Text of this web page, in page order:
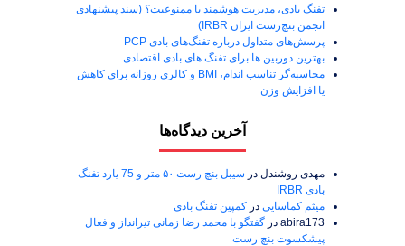
تفنگ بادی، مدیریت هوشمند یا ممنوعیت؟ (سند پیشنهادی
انجمن بنچ‌رست ایران IRBR)
پرسش‌های متداول درباره تفنگ‌های بادی PCP
بهترین دوربین ها برای تفنگ های بادی اقتصادی
محاسبه‌گر تناسب اندام، BMI و کالری روزانه برای کاهش
یا افزایش وزن
آخرین دیدگاه‌ها
مهدی روشندلدر
سیبل بنچ رست ۵۰ متر و 75 یارد تفنگ
بادی IRBR
میثم کماساییدر کمپین تفنگ بادی
abira173در گفتگو با محمد رضا زمانی تیرانداز و فعال
پیشکسوت بنچ رست